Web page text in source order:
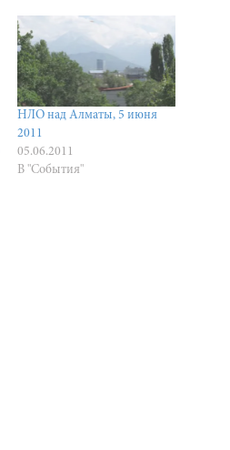
НЛО над Алматы, 5 июня
2011
05.06.2011
В "События"